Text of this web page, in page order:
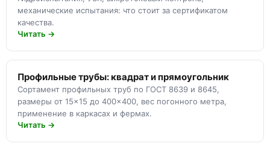
механические испытания: что стоит за сертификатом
качества.
Читать →
Профильные трубы: квадрат и прямоугольник
Сортамент профильных труб по ГОСТ 8639 и 8645,
размеры от 15×15 до 400×400, вес погонного метра,
применение в каркасах и фермах.
Читать →